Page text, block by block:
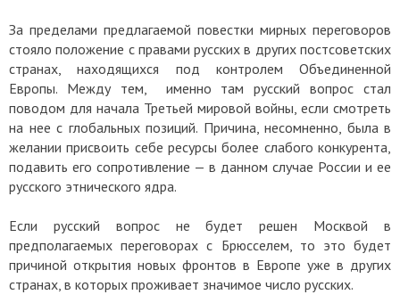
За пределами предлагаемой повестки мирных переговоров
стояло положение с правами русских в других постсоветских
странах, находящихся под контролем Объединенной
Европы. Между тем, именно там русский вопрос стал
поводом для начала Третьей мировой войны, если смотреть
на нее с глобальных позиций. Причина, несомненно, была в
желании присвоить себе ресурсы более слабого конкурента,
подавить его сопротивление — в данном случае России и ее
русского этнического ядра.
Если русский вопрос не будет решен Москвой в
предполагаемых переговорах с Брюсселем, то это будет
причиной открытия новых фронтов в Европе уже в других
странах, в которых проживает значимое число русских.